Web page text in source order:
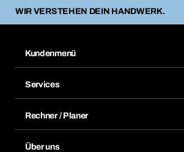
WIR VERSTEHEN DEIN HANDWERK.
Kundenmenü
Rechnungen
Daueraufträge
Services
Elektronischer Datenaustausch
Rechner / Planer
Über uns